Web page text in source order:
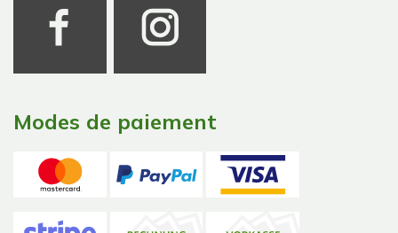
Modes de paiement